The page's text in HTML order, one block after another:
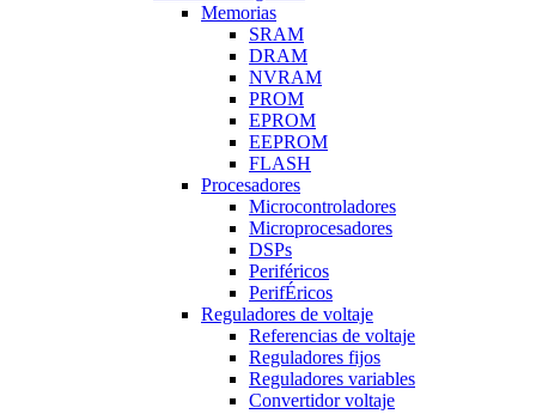
Memorias
SRAM
DRAM
NVRAM
PROM
EPROM
EEPROM
FLASH
Procesadores
Microcontroladores
Microprocesadores
DSPs
Periféricos
PerifÉricos
Reguladores de voltaje
Referencias de voltaje
Reguladores fijos
Reguladores variables
Convertidor voltaje